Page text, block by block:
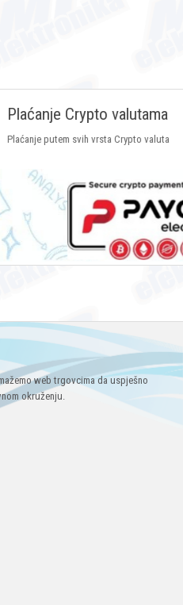
web trgovcima da uspješno
okruženju.